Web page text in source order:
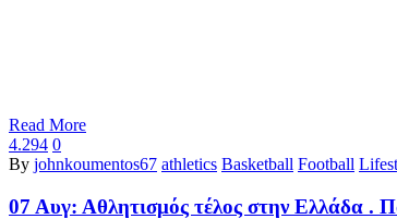
Read More
4.294 0
By johnkoumentos67 athletics Basketball Football
07 Αυγ: Αθλητισμός τέλος στην Ελλάδα .